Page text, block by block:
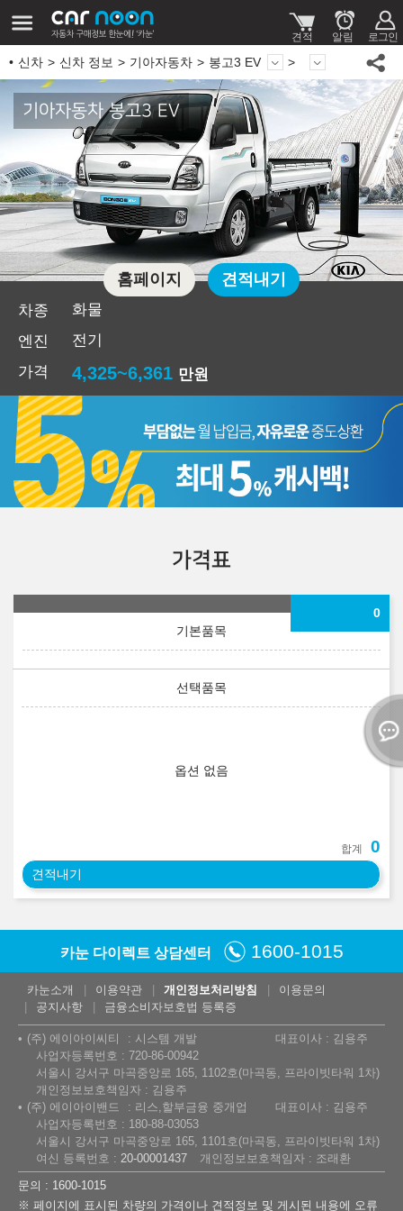
신차 신차 정보 기아자동차 봉고3 EV
기아자동차 봉고3 EV
차종
화물
엔진
전기
가격
4,325~6,361 만원
홈페이지 견적내기
가격표
0
옵션 없음
합계 0
견적내기
카눈 다이렉트 상담센터 1600-1015
카눈소개 이용약관 개인정보처리방침
이용문의
공지사항
금융소비자보호법 등록증
(주) 에이아이씨티 시스템 개발
대표이사 : 김용주
사업자등록번호 : 720-86-00942
서울시 강서구 마곡중앙로 165, 1102호(마곡동, 프라이빗타워 1차)
개인정보보호책임자 : 김용주
(주) 에이아이밴드
리스,할부금융 중개업
대표이사 : 김용주
사업자등록번호 : 180-88-03053
서울시 강서구 마곡중앙로 165, 1101호(마곡동, 프라이빗타워 1차)
여신 등록번호 : 20-00001437
개인정보보호책임자 : 조래환
문의 : 1600-1015
※ 페이지에 표시된 차량의 가격이나 견적정보 및 게시된 내용에 오류